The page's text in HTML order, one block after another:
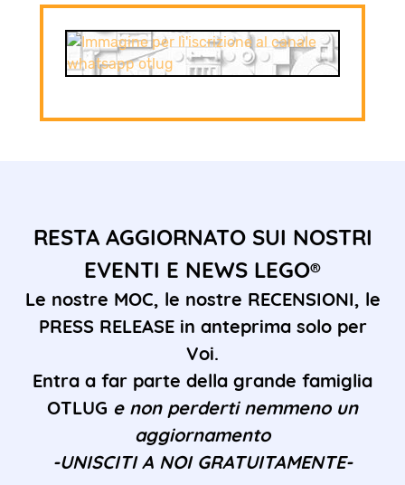
RESTA AGGIORNATO SUI NOSTRI
EVENTI E NEWS LEGO®
Le nostre MOC, le nostre RECENSIONI, le
PRESS RELEASE in anteprima solo per
Voi.
Entra a far parte della grande famiglia
OTLUG e non perderti nemmeno un
aggiornamento
-UNISCITI A NOI GRATUITAMENTE-